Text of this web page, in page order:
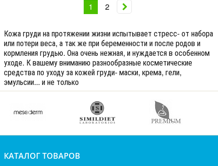
1 2
Кожа груди на протяжении жизни испытывает стресс- от набора
или потери веса, а так же при беременности и после родов и
кормления грудью. Она очень нежная, и нуждается в особенном
уходе. К вашему вниманию разнообразные косметические
средства по уходу за кожей груди- маски, крема, гели,
эмульсии... и не только
КАТАЛОГ ТОВАРОВ